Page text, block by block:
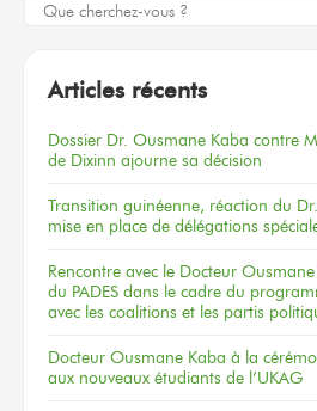
Articles récents
Dossier Dr. Ousmane Kaba contre
de Dixinn ajourne sa décision
Transition guinéenne, réaction du
mise en place de délégations
Rencontre avec le Docteur
du PADES dans le cadre du
avec les coalitions et les partis
Docteur Ousmane Kaba à la
aux nouveaux étudiants de l’UKAG